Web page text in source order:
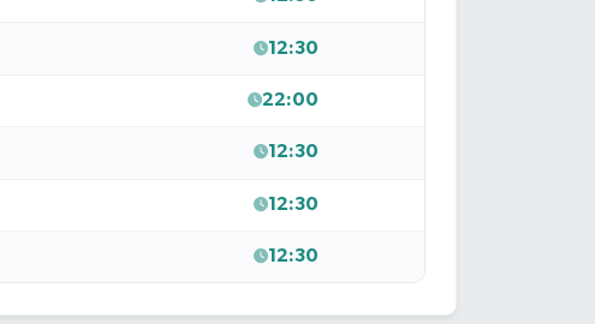
12:30
22:00
12:30
12:30
12:30